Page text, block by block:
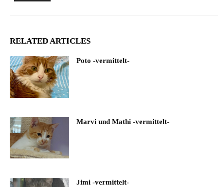
RELATED ARTICLES
Poto -vermittelt-
Marvi und Mathi -vermittelt-
Jimi -vermittelt-